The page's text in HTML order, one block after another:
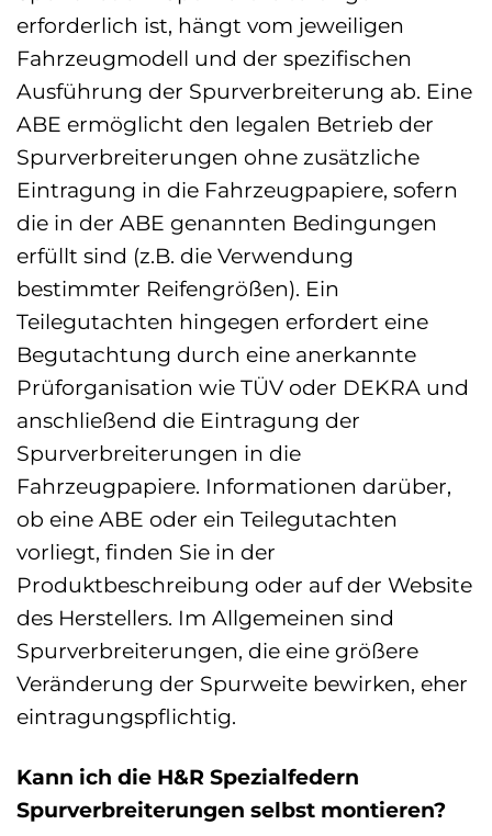
erforderlich ist, hängt vom jeweiligen
Fahrzeugmodell und der spezifischen
Ausführung der Spurverbreiterung ab. Eine
ABE ermöglicht den legalen Betrieb der
Spurverbreiterungen ohne zusätzliche
Eintragung in die Fahrzeugpapiere, sofern
die in der ABE genannten Bedingungen
erfüllt sind (z.B. die Verwendung
bestimmter Reifengrößen). Ein
Teilegutachten hingegen erfordert eine
Begutachtung durch eine anerkannte
Prüforganisation wie TÜV oder DEKRA und
anschließend die Eintragung der
Spurverbreiterungen in die
Fahrzeugpapiere. Informationen darüber,
ob eine ABE oder ein Teilegutachten
vorliegt, finden Sie in der
Produktbeschreibung oder auf der Website
des Herstellers. Im Allgemeinen sind
Spurverbreiterungen, die eine größere
Veränderung der Spurweite bewirken, eher
eintragungspflichtig.
Kann ich die H&R Spezialfedern
Spurverbreiterungen selbst montieren?